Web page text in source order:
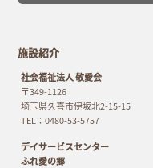
施設紹介
社会福祉法人 敬愛会
〒349-1126
埼玉県久喜市伊坂北2-15-15
TEL：0480-53-5757
デイサービスセンター
ふれ愛の郷